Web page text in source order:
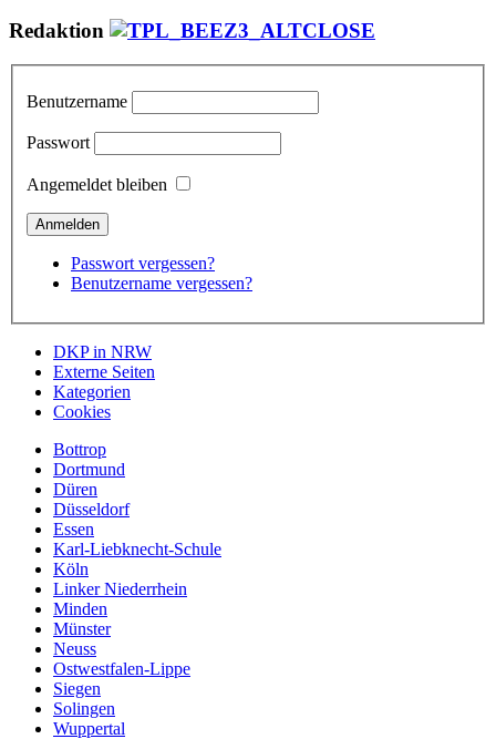
Redaktion
Benutzername
Passwort
Angemeldet bleiben
Passwort vergessen?
Benutzername vergessen?
DKP in NRW
Externe Seiten
Kategorien
Cookies
Bottrop
Dortmund
Düren
Düsseldorf
Essen
Karl-Liebknecht-Schule
Köln
Linker Niederrhein
Minden
Münster
Neuss
Ostwestfalen-Lippe
Siegen
Solingen
Wuppertal